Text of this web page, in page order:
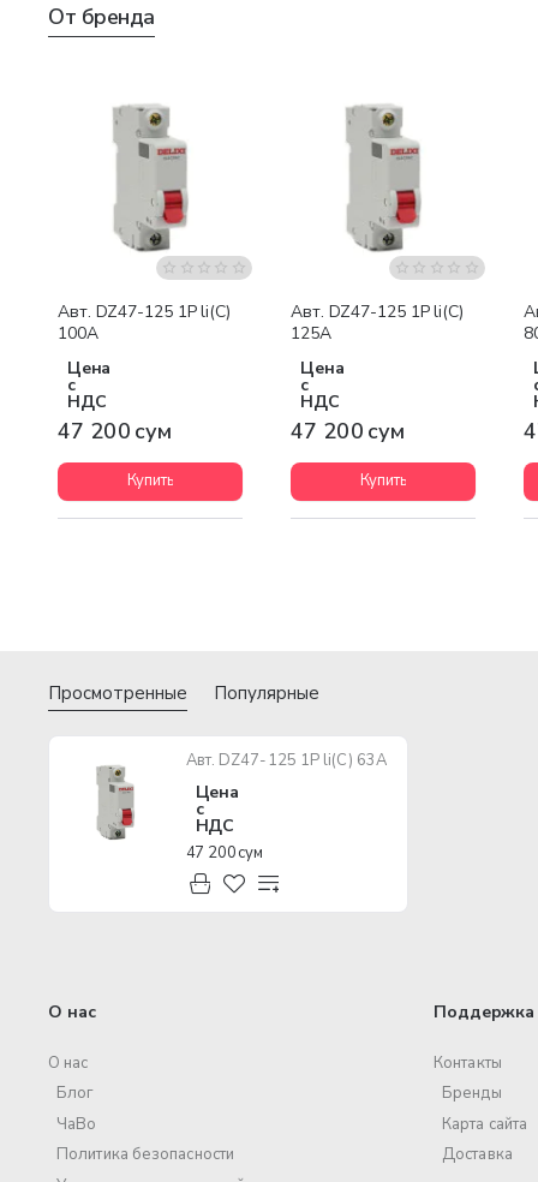
От бренда
Авт. DZ47-125 1P li(C)
100A
Цена
с
НДС
47 200 сум
Купить
Авт. DZ47-125 1P li(C)
125A
Цена
с
НДС
47 200 сум
Купить
Просмотренные Популярные
Авт. DZ47-125 1P li(C) 63A
Цена
с
НДС
47 200 сум
О нас
О нас
Блог
ЧаВо
Политика безопасности
Поддержка
Контакты
Бренды
Карта сайта
Доставка